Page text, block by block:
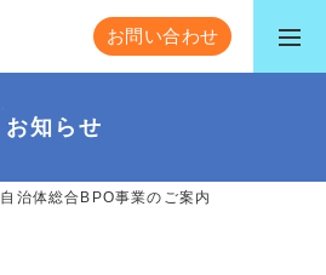
お問い合わせ
お知らせ
自治体総合BPO事業のご案内